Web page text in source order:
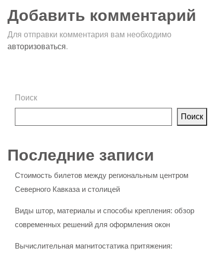
Добавить комментарий
Для отправки комментария вам необходимо
авторизоваться.
Поиск
Поиск
Последние записи
Стоимость билетов между региональным центром
Северного Кавказа и столицей
Виды штор, материалы и способы крепления: обзор
современных решений для оформления окон
Вычислительная магнитостатика притяжения: